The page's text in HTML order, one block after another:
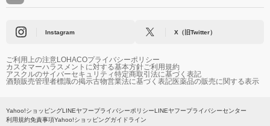
Instagram X（旧Twitter）
ご利用上の注意LOHACOプライバシーポリシー
カスタマーハラスメントに対する基本方針ご利用規約
アスクルのサイバーセキュリティ特定商取引法に基づく表記
酒類販売管理者標識の掲示古物営業法に基づく表記医薬品の販売に関する表示
Yahoo!ショッピングLINEヤフープライバシーポリシーLINEヤフープライバシーセンター
利用規約免責事項Yahoo!ショッピングガイドライン